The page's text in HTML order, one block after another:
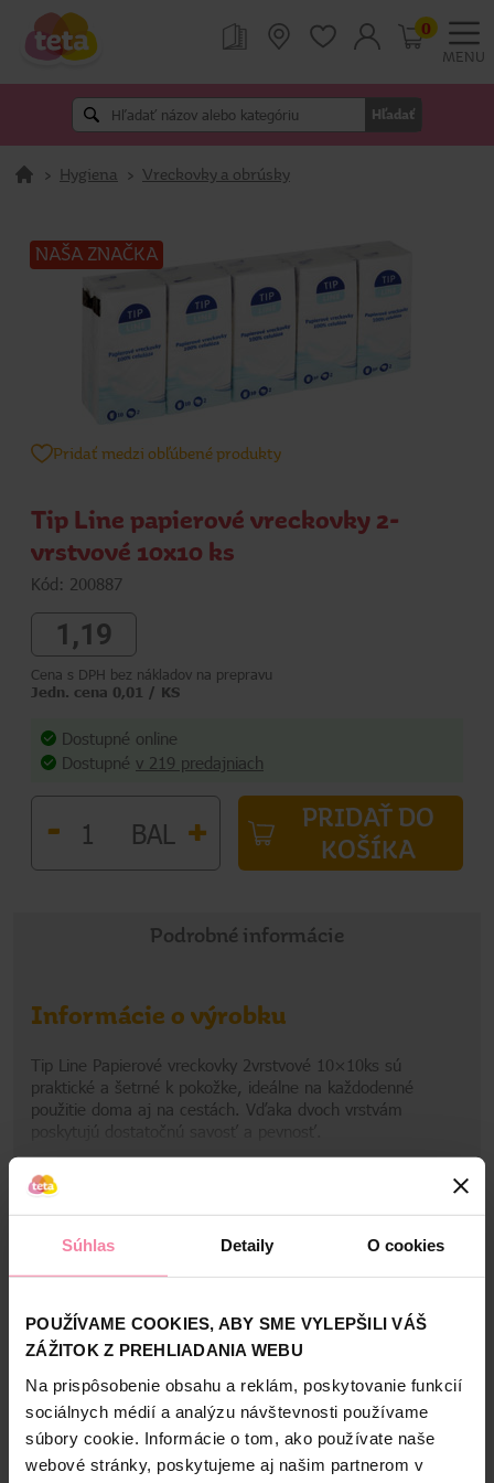
Súhlas Detaily O cookies
POUŽÍVAME COOKIES, ABY SME VYLEPŠILI VÁŠ
ZÁŽITOK Z PREHLIADANIA WEBU
Na prispôsobenie obsahu a reklám, poskytovanie funkcií
sociálnych médií a analýzu návštevnosti používame
súbory cookie. Informácie o tom, ako používate naše
webové stránky, poskytujeme aj našim partnerom v
MENU
Hľadať
0
> Hygiena > Vreckovky a obrúsky
NAŠA ZNAČKA
Pridať medzi obľúbené produkty
Tip Line papierové vreckovky 2-
vrstvové 10x10 ks
Kód: 200887
1,19
Cena s DPH bez nákladov na prepravu
Jedn. cena 0,01 / KS
Dostupné online
Dostupné v 219 predajniach
- BAL +
PRIDAŤ DO
KOŠÍKA
Podrobné informácie
Informácie o výrobku
Tip Line Papierové vreckovky 2vrstvové 10×10ks sú
praktické a šetrné k pokožke, ideálne na každodenné
použitie doma aj na cestách. Vďaka dvoch vrstvám
poskytujú dostatočnú savosť a pevnosť.
• 2-vrstvové papierové vreckovky pre spoľahlivú savosť a
pevnosť.
• Jemné a šetrné k pokožke.
• Balenie 10×10ks vhodné pre domácnosť aj cestovanie.
Informácie o výrobcovi
Zobraziť viac
Bezpečnosť a balenie
Zloženie
Alternatívne produkty